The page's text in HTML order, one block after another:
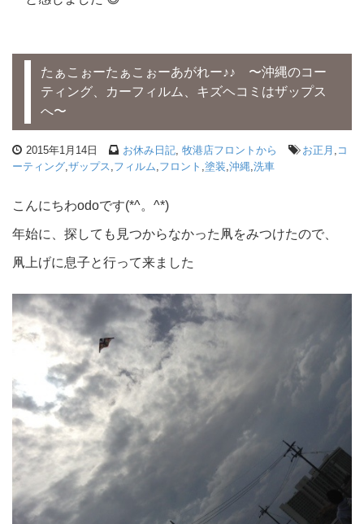
たぁこぉーたぁこぉーあがれー♪♪ 〜沖縄のコー
ティング、カーフィルム、キズヘコミはザップス
へ〜
2015年1月14日 お休み日記, 牧港店フロントから お正月 , コ
ーティング,ザップス,フィルム,フロント ,塗装,沖縄,洗車
こんにちわodoです(*^。^*)
年始に、探しても見つからなかった凧をみつけたので、
凧上げに息子と行って来ました